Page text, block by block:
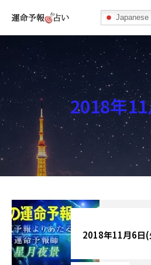
Japanese
運命予報占い
運命予報占いとは
あなたの所属部屋を探そう！
最恐の相性占い
秘伝公開！吉凶カレンダー
記事カテゴリー
ブログ
お知らせ
2018年
2018年11月6日